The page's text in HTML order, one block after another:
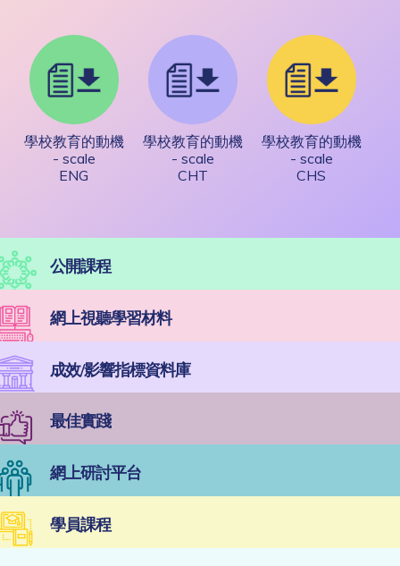
學校教育的動機
- scale
ENG
學校教育的動機
- scale
CHT
學校教育的動機
- scale
CHS
公開課程
網上視聽學習材料
成效/影響指標資料庫
最佳實踐
網上研討平台
學員課程